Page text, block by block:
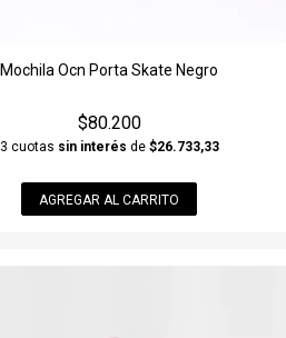
Mochila Ocn Porta Skate Negro
$80.200
3 cuotas sin interés de $26.733,33
AGREGAR AL CARRITO